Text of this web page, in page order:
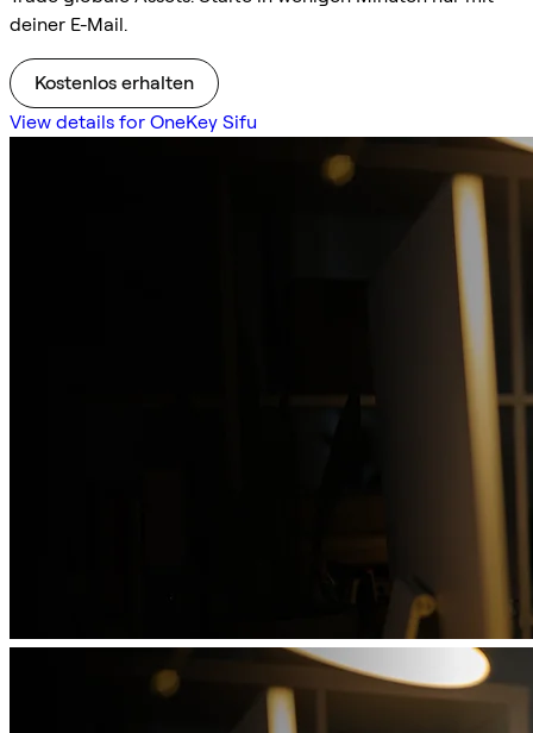
deiner E-Mail.
Kostenlos erhalten
View details for OneKey Sifu